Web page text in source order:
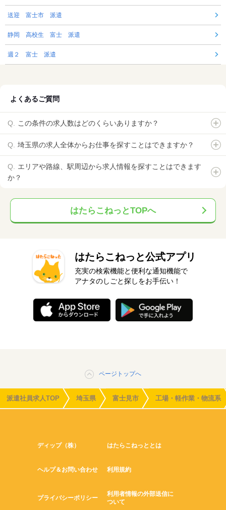
送迎 富士市 派遣
静岡 高校生 富士 派遣
週２ 富士 派遣
よくあるご質問
この条件の求人数はどのくらいありますか？
埼玉県の求人全体からお仕事を探すことはできますか？
エリアや路線、駅周辺から求人情報を探すことはできます
か？
はたらこねっとTOPへ
はたらこねっと公式アプリ
充実の検索機能と便利な通知機能で
アナタのしごと探しをお手伝い！
ページトップへ
派遣社員求人TOP 埼玉県 富士見市 工場・軽作業・物流系
ディップ（株） はたらこねっととは
ヘルプ＆お問い合わせ 利用規約
プライバシーポリシー
利用者情報の外部送信に
ついて